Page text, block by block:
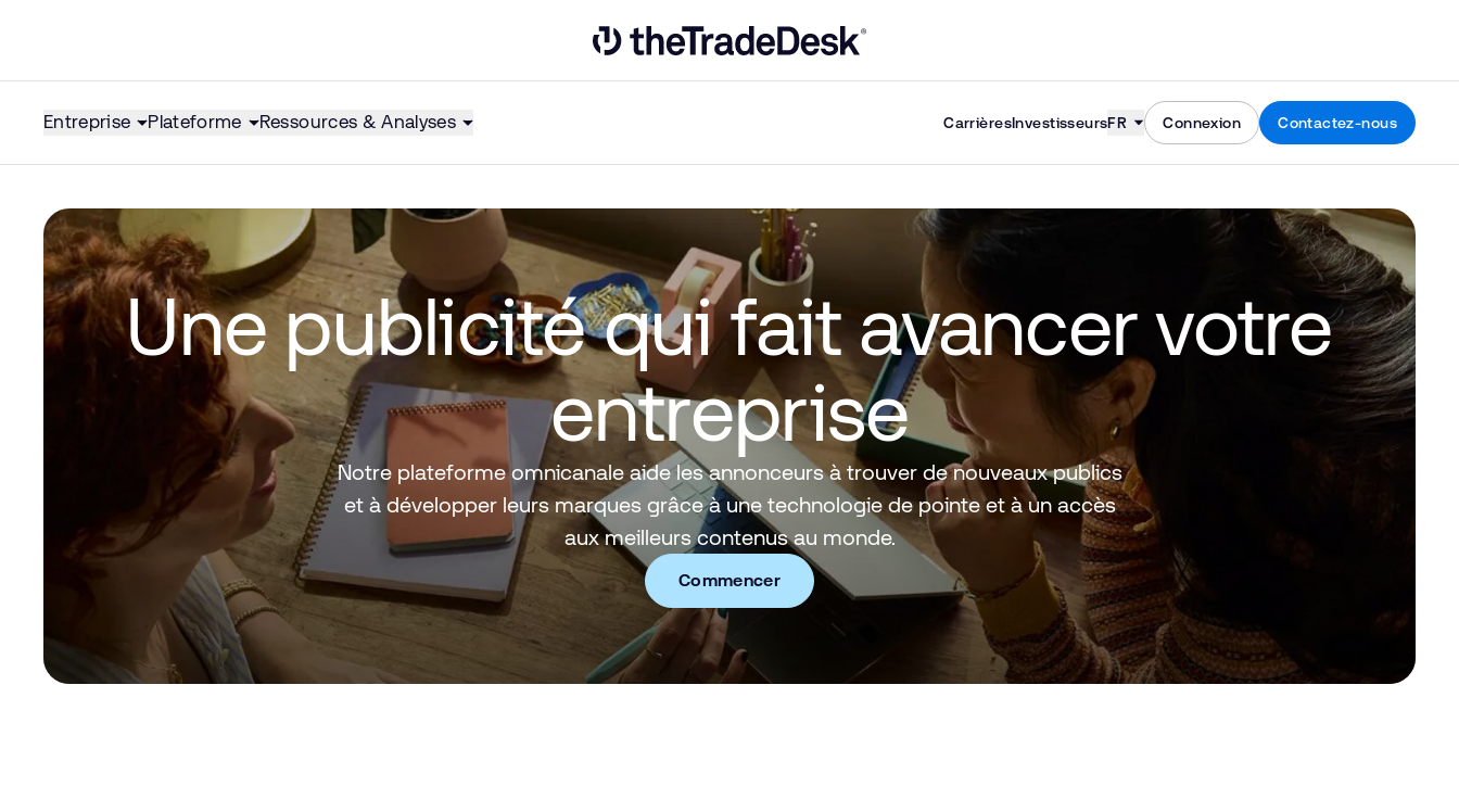
Link to The Trade Desk Home Page
Entreprise Plateforme Ressources & Analyses CarrièresInvestisseursFR Connexion Contactez-nous
Une publicité qui fait avancervotre
entreprise
Notre plateforme omnicanale aide les annonceurs à trouver de nouveaux publics
et à développer leurs marques grâce à une technologie de pointe et à un accès
aux meilleurs contenus au monde.
Commencer